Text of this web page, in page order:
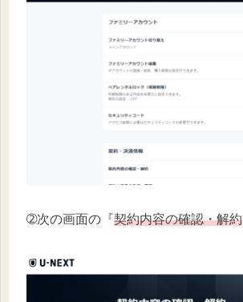
➁次の画面の『契約内容の確認・解約